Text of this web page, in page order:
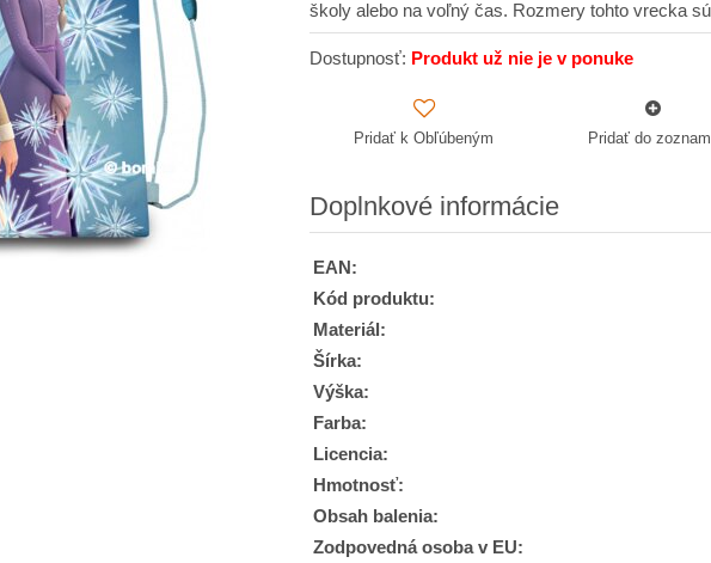
školy alebo na voľný čas. Rozmery tohto vrecka
Dostupnosť: Produkt už nie je v ponuke
Pridať k Obľúbeným Pridať do
Doplnkové informácie
EAN:
Kód produktu:
Materiál:
Šírka:
Výška:
Farba:
Licencia:
Hmotnosť:
Obsah balenia:
Zodpovedná osoba v EU: